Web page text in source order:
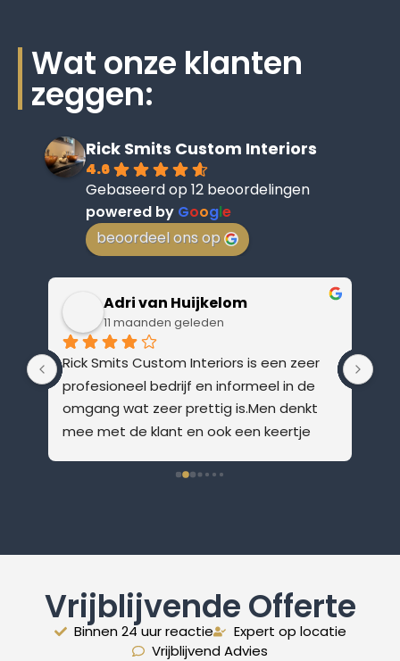
Wat onze klanten
zeggen:
Rick Smits Custom Interiors
4.6
Gebaseerd op 12 beoordelingen
powered by Google
beoordeel ons op
Adri van Huijkelom
11 maanden geleden
Rick Smits Custom Interiors is een zeer
profesioneel bedrijf en informeel in de
omgang wat zeer prettig is.Men denkt
mee met de klant en ook een keertje
probleem.Wij zijn zeer tevreden en blij
Vrijblijvende Offerte
Binnen 24 uur reactie
Expert op locatie
Vrijblijvend Advies